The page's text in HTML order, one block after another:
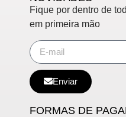
Fique por dentro de
em primeira mão
Enviar
FORMAS DE